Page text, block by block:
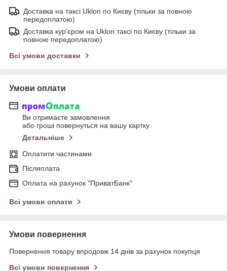
Доставка на таксі Uklon по Києву (тільки за повною
передоплатою)
Доставка кур'єром на Uklon таксі по Києву (тільки за
повною передоплатою)
Всі умови доставки
Умови оплати
Ви отримаєте замовлення
або гроші повернуться на вашу картку
Детальніше
Оплатити частинами
Післяплата
Оплата на рахунок "ПриватБанк"
Всі умови оплати
Умови повернення
Повернення товару впродовж 14 днів за рахунок покупця
Всі умови повернення